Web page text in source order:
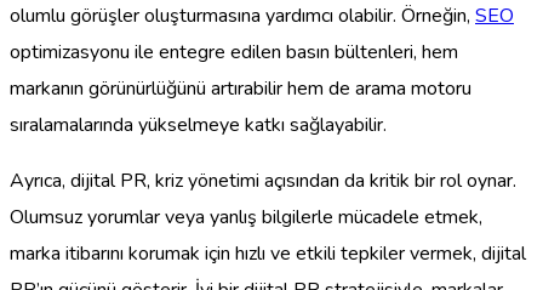
olumlu görüşler oluşturmasına yardımcı olabilir. Örneğin, SEO
optimizasyonu ile entegre edilen basın bültenleri, hem
markanın görünürlüğünü artırabilir hem de arama motoru
sıralamalarında yükselmeye katkı sağlayabilir.
Ayrıca, dijital PR, kriz yönetimi açısından da kritik bir rol oynar.
Olumsuz yorumlar veya yanlış bilgilerle mücadele etmek,
marka itibarını korumak için hızlı ve etkili tepkiler vermek, dijital